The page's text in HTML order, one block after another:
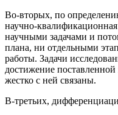
Во-вторых, по
научно-квалификационная
научными задачами и
плана, ни отдельными
работы. Задачи
достижение
жестко с ней связаны.
В-третьих,